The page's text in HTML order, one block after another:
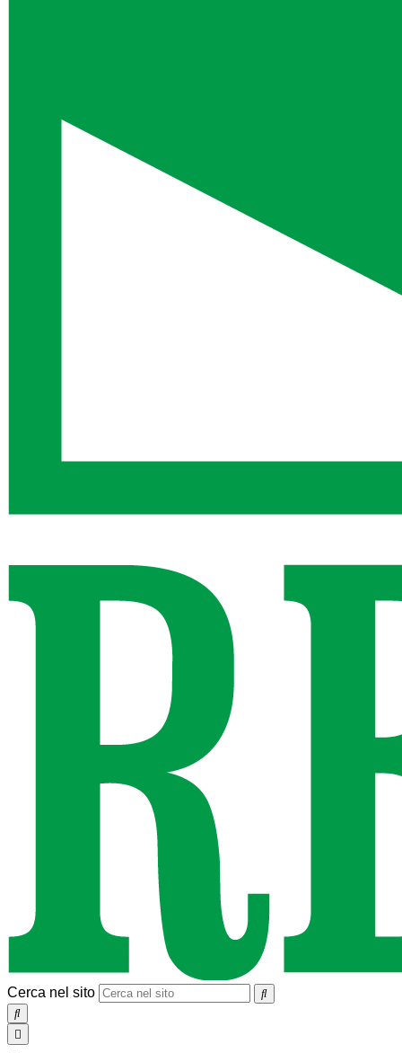
Cerca nel sito
SEARCH
Toggle
navigation